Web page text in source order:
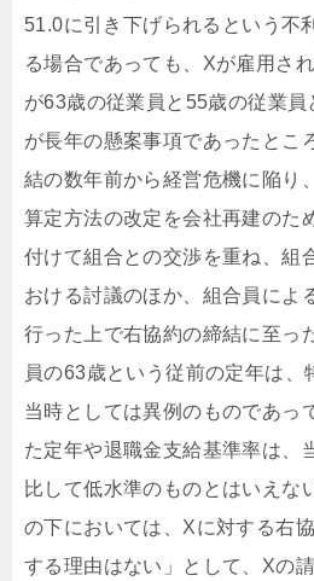
51.0に引き下げられるという不
る場合であっても、Xが雇用さ
が63歳の従業員と55歳の従業
が長年の懸案事項であったとこ
結の数年前から経営危機に陥り
算定方法の改定を会社再建のた
付けて組合との交渉を重ね、組
おける討議のほか、組合員によ
行った上で右協約の締結に至っ
員の63歳という従前の定年は、
当時としては異例のものであっ
た定年や退職金支給基準率は、
比して低水準のものとはいえな
の下においては、Xに対する右
する理由はない」として、Xの請